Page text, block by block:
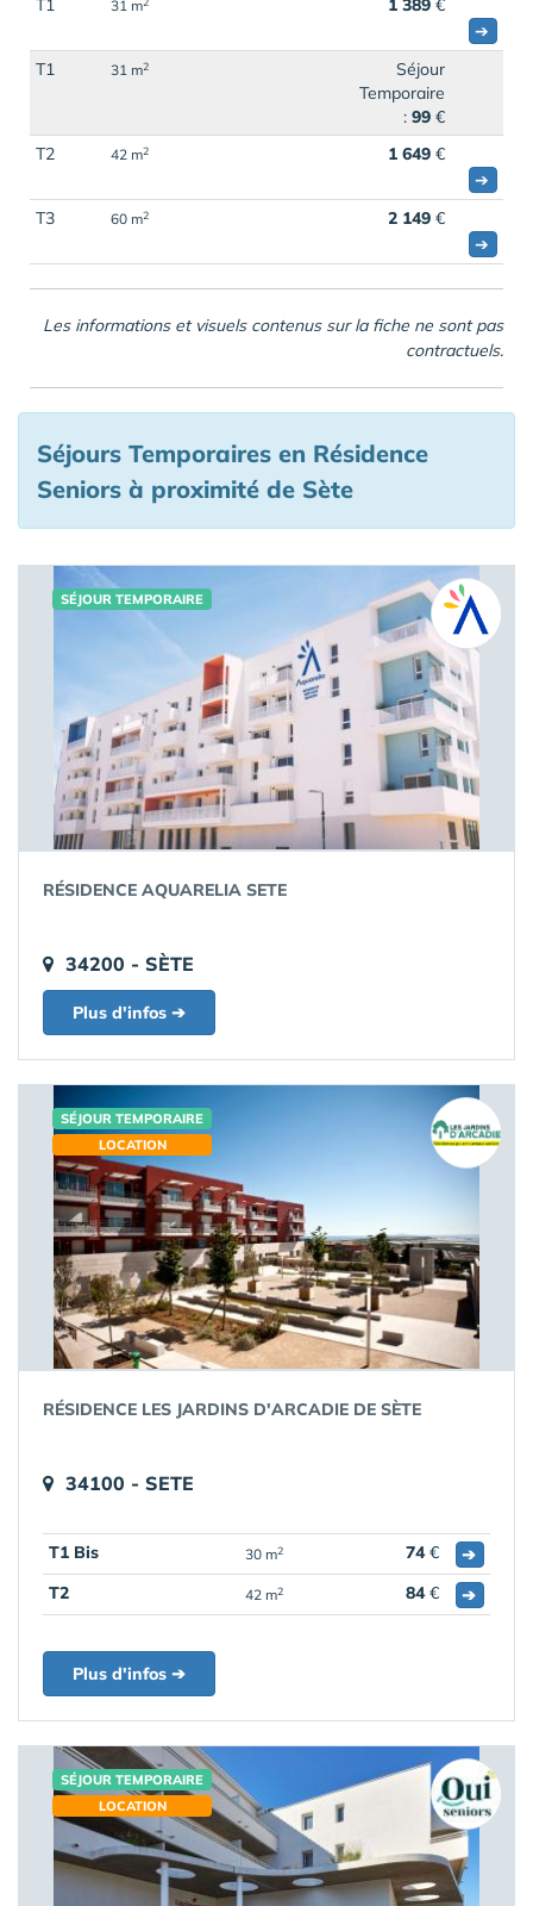
T1 31 m 1 389 €
➔
T1
31 m2
Séjour
Temporaire
: 99 €
T2
42 m2 1 649 €
➔
T3
60 m2 2 149 €
➔
Les informations et visuels contenus sur la fiche ne sont pas
contractuels.
Séjours Temporaires en Résidence
Seniors à proximité de Sète
SÉJOUR TEMPORAIRE
RÉSIDENCE AQUARELIA SETE
34200 - SÈTE
Plus d'infos ➔
SÉJOUR TEMPORAIRE
LOCATION
RÉSIDENCE LES JARDINS D'ARCADIE DE SÈTE
34100 - SETE
T1 Bis 30 m2 74€
➔
T2
42 m2 84€ ➔
Plus d'infos ➔
SÉJOUR TEMPORAIRE
LOCATION